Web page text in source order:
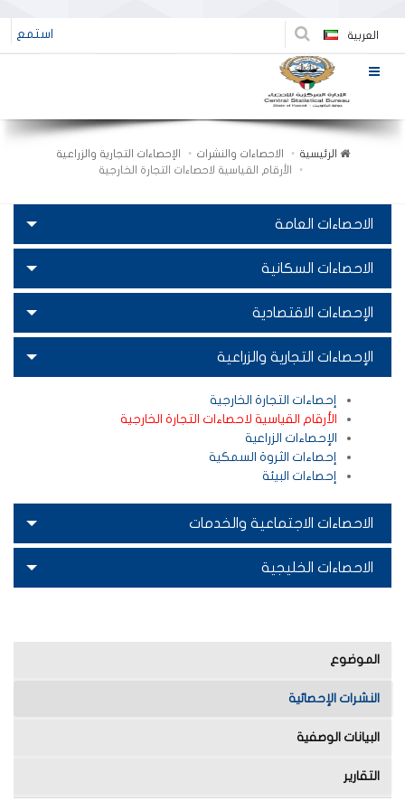
العربية استمع
الرئيسية الاحصاءات والنشرات
الإحصاءات التجارية والزراعية
الأرقام القياسية لاحصاءات التجارة الخارجية
الاحصاءات العامة
الاحصاءات السكانية
الإحصاءات الاقتصادية
الإحصاءات التجارية والزراعية
إحصاءات التجارة الخارجية
الأرقام القياسية لاحصاءات التجارة الخارجية
الإحصاءات الزراعية
إحصاءات الثروة السمكية
إحصاءات البيئة
الاحصاءات الاجتماعية والخدمات
الاحصاءات الخليجية
الموضوع
النشرات الإحصائية
البيانات الوصفية
التقارير